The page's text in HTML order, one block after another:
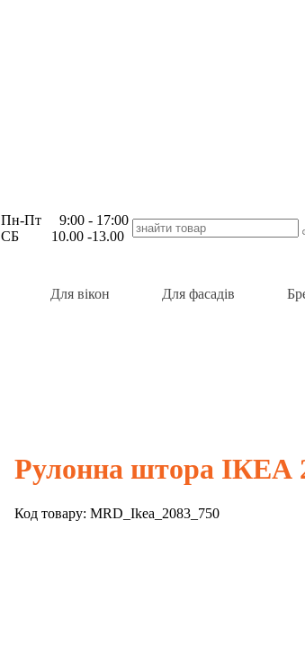
Пн-Пт 9:00 - 17:00
СБ 10.00 -13.00
Для вікон Для фасадів
Рулонна штора ІКЕА
Код товару: MRD_Ikea_2083_750